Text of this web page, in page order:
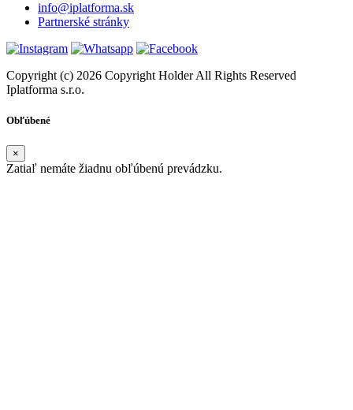
info@iplatforma.sk
Partnerské stránky
Copyright (c) 2026 Copyright Holder All Rights Reserved
Iplatforma s.r.o.
Obľúbené
×
Zatiaľ nemáte žiadnu obľúbenú prevádzku.